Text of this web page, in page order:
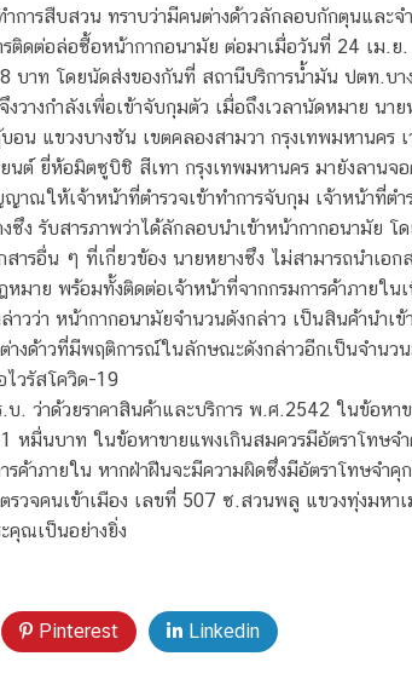
การสืบสวน ทราบว่ามีคนต่างด้าวลักลอบกักตุนและ
ติดต่อล่อซื้อหน้ากากอนามัย ต่อมาเมื่อวันที่ 24 เม.
บาท โดยนัดส่งของกันที่ สถานีบริการน้ำมัน ปตท.บา
วางกำลังเพื่อเข้าจับกุมตัว เมื่อถึงเวลานัดหมาย
น แขวงบางชัน เขตคลองสามวา กรุงเทพมหานคร
นต์ ยี่ห้อมิตซูบิชิ สีเทา กรุงเทพมหานคร มายังลาน
าณให้เจ้าหน้าที่ตำรวจเข้าทำการจับกุม เจ้าหน้า
ซึง รับสารภาพว่าได้ลักลอบนำเข้าหน้ากากอนามัย
สารอื่น ๆ ที่เกี่ยวข้อง นายหยางซึง ไม่สามารถนำเ
มาย พร้อมทั้งติดต่อเจ้าหน้าที่จากกรมการค้าภายใ
ว่า หน้ากากอนามัยจำนวนดังกล่าว เป็นสินค้านำเ
งด้าวที่มีพฤติการณ์ในลักษณะดังกล่าวอีกเป็นจำนว
ไวรัสโควิด-19
. ว่าด้วยราคาสินค้าและบริการ พ.ศ.2542 ในข้อห
หมื่นบาท ในข้อหาขายแพงเกินสมควรมีอัตราโท
รค้าภายใน หากฝ่าฝืนจะมีความผิดซึ่งมีอัตราโทษจ
รวจคนเข้าเมือง เลขที่ 507 ซ.สวนพลู แขวงทุ่งมห
ณเป็นอย่างยิ่ง
Pinterest Linkedin